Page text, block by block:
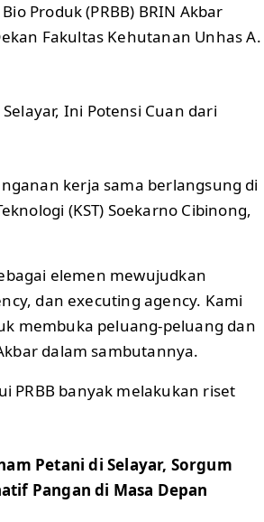
Produk (PRBB) BRIN Akbar
Fakultas Kehutanan Unhas A.
Ini Potensi Cuan dari
kerja sama berlangsung di
(KST) Soekarno Cibinong,
elemen mewujudkan
dan executing agency. Kami
membuka peluang-peluang dan
dalam sambutannya.
PRBB banyak melakukan riset
Petani di Selayar, Sorgum
Pangan di Masa Depan